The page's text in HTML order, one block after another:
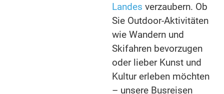
Landes verzaubern. Ob
Sie Outdoor-Aktivitäten
wie Wandern und
Skifahren bevorzugen
oder lieber Kunst und
Kultur erleben möchten
– unsere Busreisen